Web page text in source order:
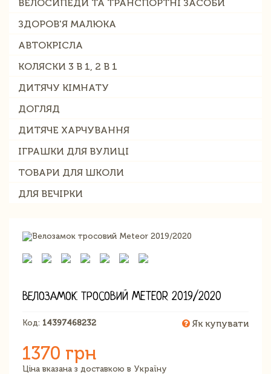
ВЕЛОСИПЕДИ ТА ТРАНСПОРТНІ ЗАСОБИ
ЗДОРОВ'Я МАЛЮКА
АВТОКРІСЛА
КОЛЯСКИ 3 В 1, 2 В 1
ДИТЯЧУ КІМНАТУ
ДОГЛЯД
ДИТЯЧЕ ХАРЧУВАННЯ
ІГРАШКИ ДЛЯ ВУЛИЦІ
ТОВАРИ ДЛЯ ШКОЛИ
ДЛЯ ВЕЧІРКИ
ВЕЛОЗАМОК ТРОСОВИЙ METEOR 2019/2020
Код: 14397468232 Як купувати
1370 грн
Ціна вказана з доставкою в Україну